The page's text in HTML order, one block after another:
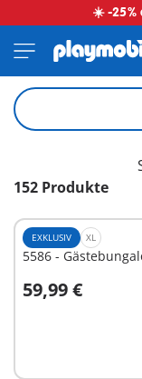
☀️ -25%
152 Produkte
EXKLUSIV XL
5586 -
59,99 €
In den Warenkorb